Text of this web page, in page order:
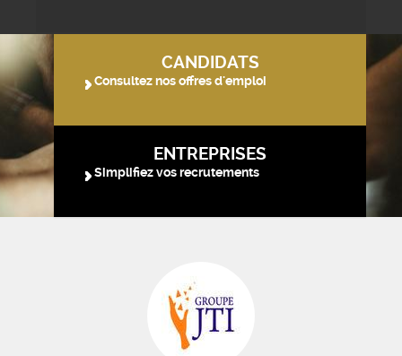
CANDIDATS
Consultez nos offres d'emploi
ENTREPRISES
Simplifiez vos recrutements